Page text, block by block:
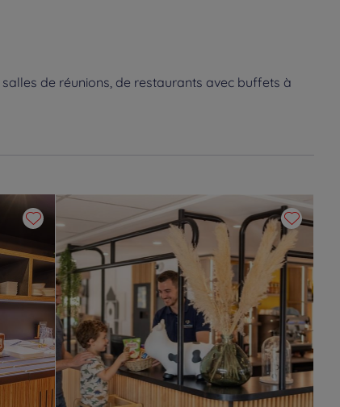
de réunions, de restaurants avec buffets à